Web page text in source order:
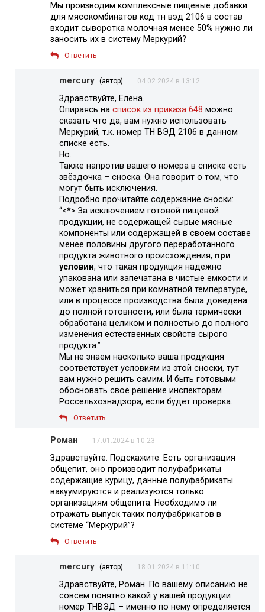
Мы производим комплексные пищевые добавки
для мясокомбинатов код тн вэд 2106 в состав
входит сыворотка молочная менее 50% нужно ли
заносить их в систему Меркурий?
Ответить
mercury (автор) 04.02.2024 в 13:12
Здравствуйте, Елена.
Опираясь на список из приказа 648 можно
сказать что да, вам нужно использовать
Меркурий, т.к. номер ТН ВЭД 2106 в данном
списке есть.
Но.
Также напротив вашего номера в списке есть
звёздочка – сноска. Она говорит о том, что
могут быть исключения.
Подробно прочитайте содержание сноски:
“<*> За исключением готовой пищевой
продукции, не содержащей сырые мясные
компоненты или содержащей в своем составе
менее половины другого переработанного
продукта животного происхождения, при
условии, что такая продукция надежно
упакована или запечатана в чистые емкости и
может храниться при комнатной температуре,
или в процессе производства была доведена
до полной готовности, или была термически
обработана целиком и полностью до полного
изменения естественных свойств сырого
продукта.”
Мы не знаем насколько ваша продукция
соответствует условиям из этой сноски, тут
вам нужно решить самим. И быть готовыми
обосновать своё решение инспекторам
Россельхознадзора, если будет проверка.
Ответить
Роман 17.01.2024 в 10:23
Здравствуйте. Подскажите. Есть организация
общепит, оно производит полуфабрикаты
содержащие курицу, данные полуфабрикаты
вакуумируются и реализуются только
организациям общепита. Необходимо ли
отражать выпуск таких полуфабрикатов в
системе “Меркурий”?
Ответить
mercury (автор) 18.01.2024 в 11:10
Здравствуйте, Роман. По вашему описанию не
совсем понятно какой у вашей продукции
номер ТНВЭД – именно по нему определяется